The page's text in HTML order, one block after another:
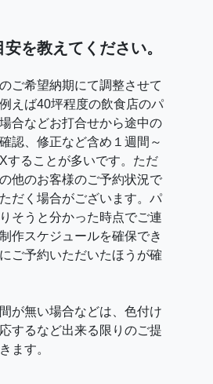
を教えてください。
ご希望納期にて調整させて
えば40坪程度の飲食店のパ
合などお打合せから途中の
認、修正など含め１週間～
することが多いです。ただ
他のお客様のご予約状況で
だく場合がございます。パ
そうと分かった時点でご連
作スケジュールを確保でき
ご予約いただいたほうが確
が無い場合などは、色付け
するなど出来る限りのご提
ます。